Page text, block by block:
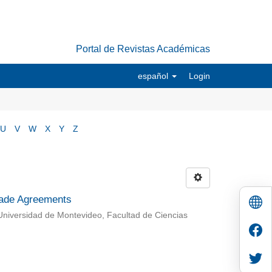
Portal de Revistas Académicas
español Login
U V W X Y Z
Agreements
de Montevideo, Facultad de Ciencias